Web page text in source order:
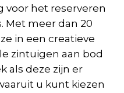
voor het reserveren
Met meer dan 20
in een creatieve
zintuigen aan bod
als deze zijn er
u kunt kiezen